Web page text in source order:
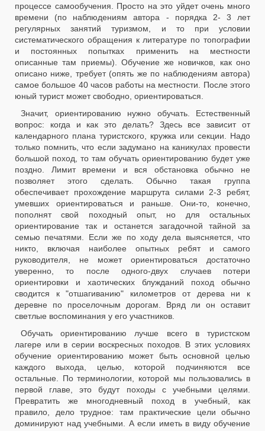
процессе самообучения. Просто на это уйдет очень много
времени (по наблюдениям автора - порядка 2- 3 лет
регулярных занятий туризмом, и то при условии
систематического обращения к литературе по топографии
и постоянных попытках применить на местности
описанные там приемы). Обучение же новичков, как оно
описано ниже, требует (опять же по наблюдениям автора)
самое большое 40 часов работы на местности. После этого
юный турист может свободно, ориентироваться.
Значит, ориентированию нужно обучать. Естественный
вопрос: когда и как это делать? Здесь все зависит от
календарного плана туристского, кружка или секции. Надо
только помнить, что если задумано на каникулах провести
большой поход, то там обучать ориентированию будет уже
поздно. Лимит времени и вся обстановка обычно не
позволяет этого сделать. Обычно такая группа
обеспечивает прохождение маршрута силами 2-3 ребят,
умевших ориентироваться и раньше. Они-то, конечно,
пополнят свой походный опыт, но для остальных
ориентирование так и останется загадочной тайной за
семью печатями. Если же по ходу дела выясняется, что
никто, включая наиболее опытных ребят и самого
руководителя, не может ориентироваться достаточно
уверенно, то после одного-двух случаев потери
ориентировки и хаотических блужданий поход обычно
сводится к "отшагиванию" километров от дерева ни к
деревне по проселочным дорогам. Вряд ли он оставит
светлые воспоминания у его участников.
Обучать ориентированию лучше всего в туристском
лагере или в серии воскресных походов. В этих условиях
обучение ориентированию может быть основной целью
каждого выхода, целью, которой подчиняются все
остальные. По терминологии, которой мы пользовались в
первой главе, это будут походы с учебными целями.
Превратить же многодневный поход в учебный, как
правило, дело трудное: там практические цели обычно
доминируют над учебными. А если иметь в виду обучение